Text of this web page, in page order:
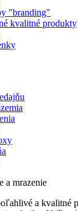
"branding"
kvalitné produkty
a mrazenie
a kvalitné